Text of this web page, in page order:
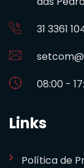
31 3361
08:00 -
Links
Política de